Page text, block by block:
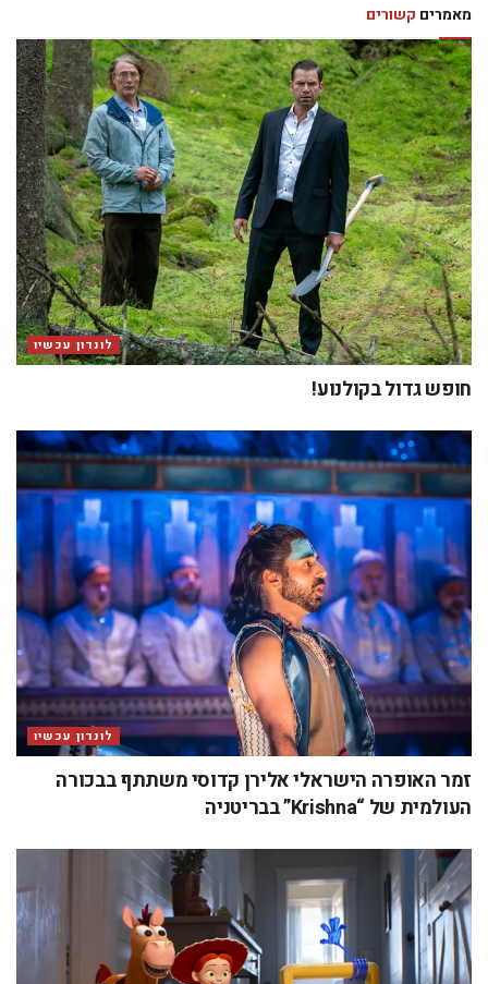
מאמרים קשורים
לונדון עכשיו
חופש גדול בקולנוע!
לונדון עכשיו
זמר האופרה הישראלי אלירן קדוסי משתתף בבכורה
העולמית של “Krishna” בבריטניה